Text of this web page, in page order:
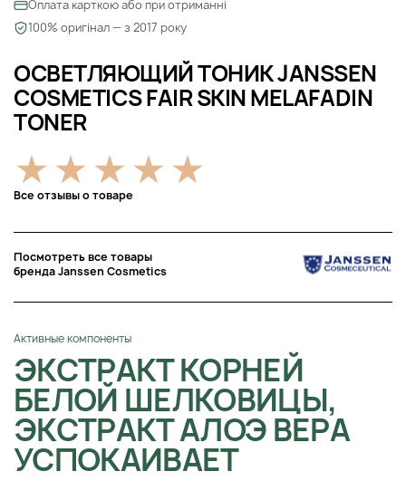
ОСВЕТЛЯЮЩИЙ ТОНИК JANSSEN
COSMETICS FAIR SKIN MELAFADIN
TONER
Все отзывы о товаре
Посмотреть все товары
бренда Janssen Cosmetics
Активные компоненты
ЭКСТРАКТ КОРНЕЙ
БЕЛОЙ ШЕЛКОВИЦЫ,
ЭКСТРАКТ АЛОЭ ВЕРА
УСПОКАИВАЕТ
Оплата карткою або при отриманні
100% оригінал — з 2017 року